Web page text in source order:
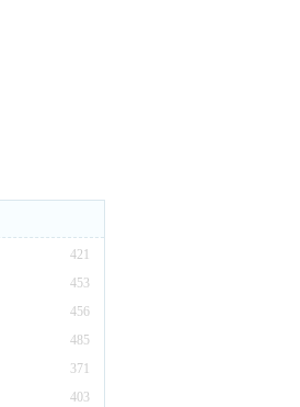
421
453
456
485
371
403